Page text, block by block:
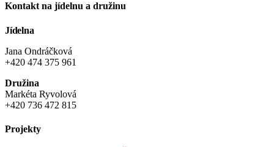
Kontakt na jídelnu a družinu
Jídelna
Jana Ondráčková
+420 474 375 961
Družina
Markéta Ryvolová
+420 736 472 815
Projekty